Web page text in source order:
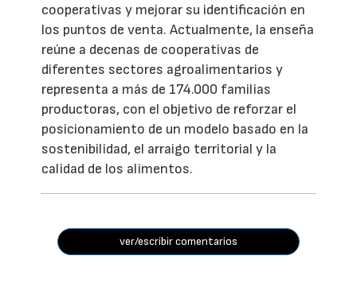
cooperativas y mejorar su identificación en
los puntos de venta. Actualmente, la enseña
reúne a decenas de cooperativas de
diferentes sectores agroalimentarios y
representa a más de 174.000 familias
productoras, con el objetivo de reforzar el
posicionamiento de un modelo basado en la
sostenibilidad, el arraigo territorial y la
calidad de los alimentos.
ver/escribir comentarios